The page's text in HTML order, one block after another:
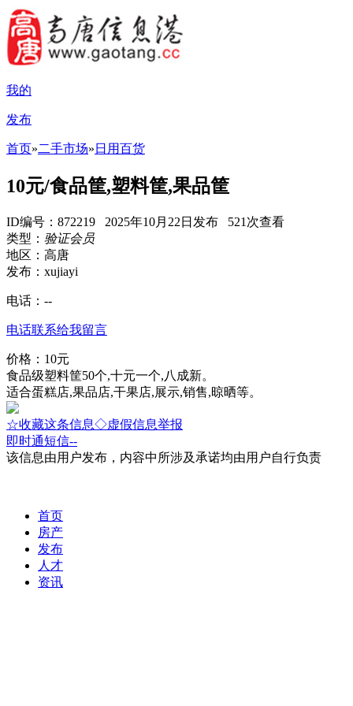
我的
发布
首页»二手市场» 日用百货
10元/食品筐,塑料筐,果品筐
ID编号：872219 2025年10月22日发布 521次查看
类型： 验证会员
地区：高唐
发布：xujiayi
电话： --
电话联系给我留言
价格：10元
食品级塑料筐50个,十元一个,八成新。
适合蛋糕店,果品店,干果店,展示,销售,晾晒等。
☆收藏这条信息◇虚假信息举报
即时通短信--
该信息由用户发布，内容中所涉及承诺均由用户自行负责
首页
房产
发布
人才
资讯